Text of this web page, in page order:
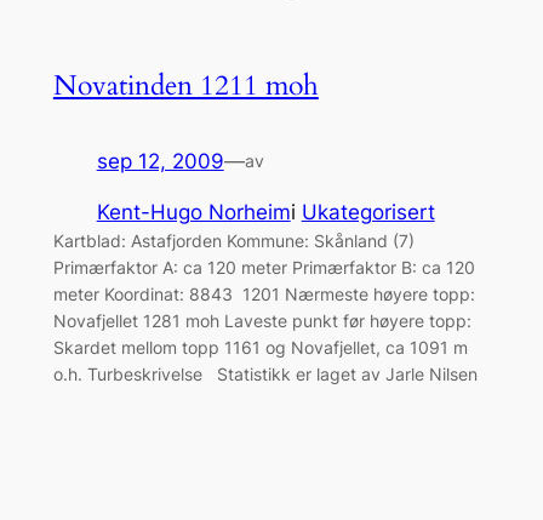
Novatinden 1211 moh
sep 12, 2009—av
Kent-Hugo Norheimi Ukategorisert
Kartblad: Astafjorden Kommune: Skånland (7)
Primærfaktor A: ca 120 meter Primærfaktor B: ca 120
meter Koordinat: 8843 1201 Nærmeste høyere topp:
Novafjellet 1281 moh Laveste punkt før høyere topp:
Skardet mellom topp 1161 og Novafjellet, ca 1091 m
o.h. Turbeskrivelse Statistikk er laget av Jarle Nilsen